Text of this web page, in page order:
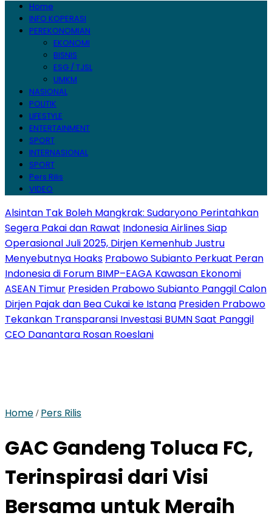
Home
INFO KOPERASI
PEREKONOMIAN
EKONOMI
BISNIS
ESG / TJSL
UMKM
NASIONAL
POLITIK
LIFESTYLE
ENTERTAINMENT
SPORT
INTERNASIONAL
SPORT
Pers Rilis
VIDEO
Alsintan Tak Boleh Mangkrak: Sudaryono Perintahkan
Segera Pakai dan Rawat Indonesia Airlines Siap
Operasional Juli 2025, Dirjen Kemenhub Justru
Menyebutnya Hoaks Prabowo Subianto Perkuat Peran
Indonesia di Forum BIMP–EAGA Kawasan Ekonomi
ASEAN Timur Presiden Prabowo Subianto Panggil Calon
Dirjen Pajak dan Bea Cukai ke Istana Presiden Prabowo
Tekankan Transparansi Investasi BUMN Saat Panggil
CEO Danantara Rosan Roeslani
Home / Pers Rilis
GAC Gandeng Toluca FC,
Terinspirasi dari Visi
Bersama untuk Meraih